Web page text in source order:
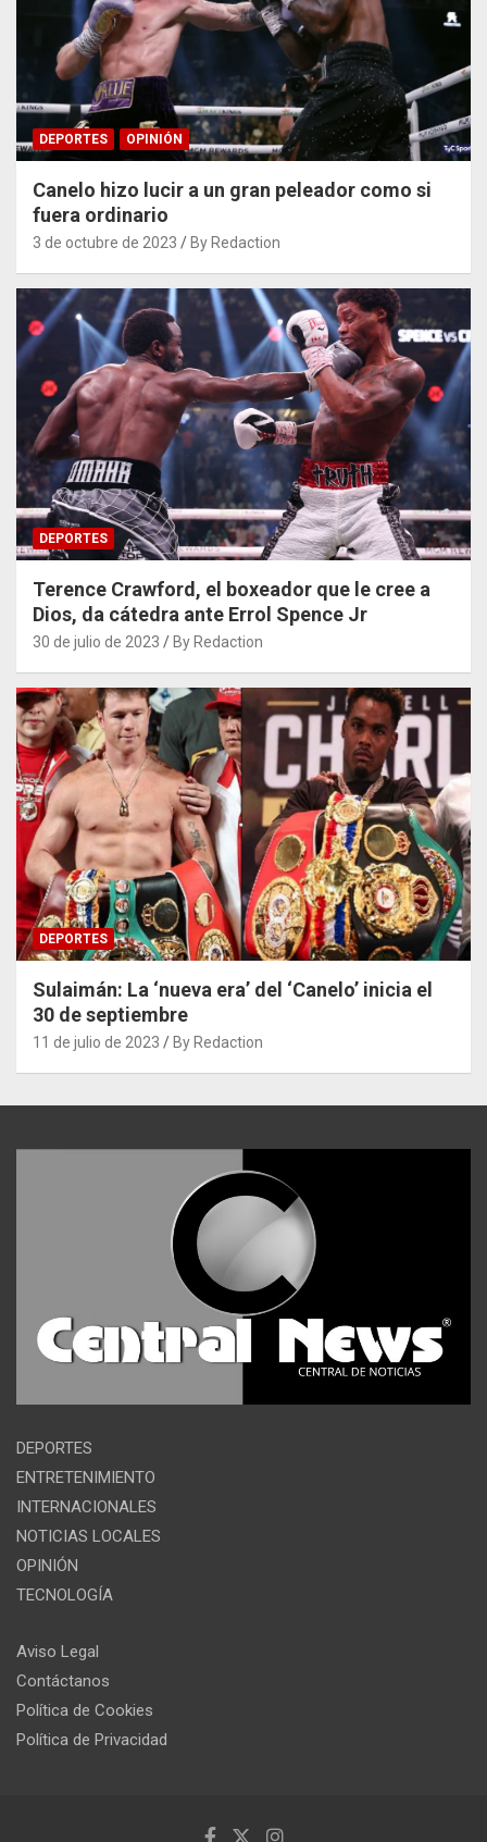
DEPORTES OPINIÓN
Canelo hizo lucir a un gran peleador como si
fuera ordinario
3 de octubre de 2023 By Redaction
DEPORTES
Terence Crawford, el boxeador que le cree a
Dios, da cátedra ante Errol Spence Jr
30 de julio de 2023 By Redaction
DEPORTES
Sulaimán: La ‘nueva era’ del ‘Canelo’ inicia el
30 de septiembre
11 de julio de 2023 By Redaction
DEPORTES
ENTRETENIMIENTO
INTERNACIONALES
NOTICIAS LOCALES
OPINIÓN
TECNOLOGÍA
Aviso Legal
Contáctanos
Política de Cookies
Política de Privacidad